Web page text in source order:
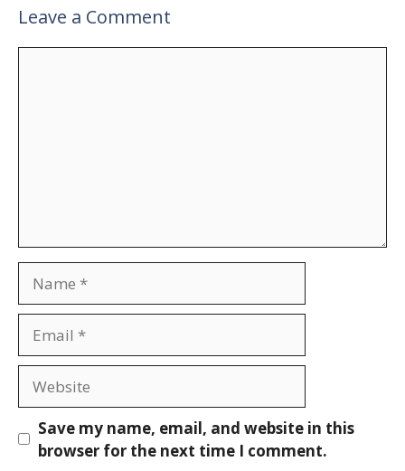
Leave a Comment
Save my name, email, and website in this
browser for the next time I comment.